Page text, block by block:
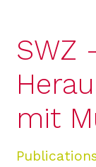
SWZ -
mit